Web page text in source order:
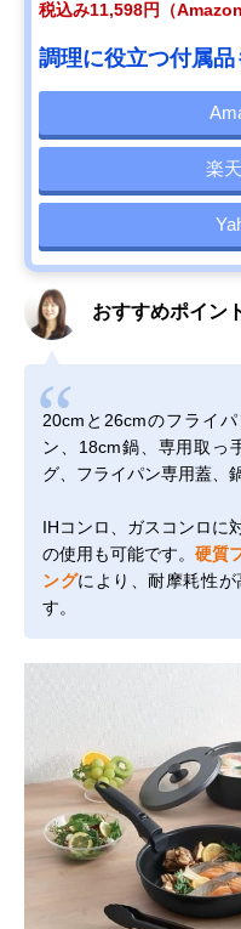
税込み11,598円（Amazon
調理に役立つ付属
楽
おすすめポイン
20cmと26cmのフライ
ン、18cm鍋、専用取っ
グ、フライパン専用蓋、
IHコンロ、ガスコンロに
の使用も可能です。 硬質
ングにより、耐摩耗性
す。